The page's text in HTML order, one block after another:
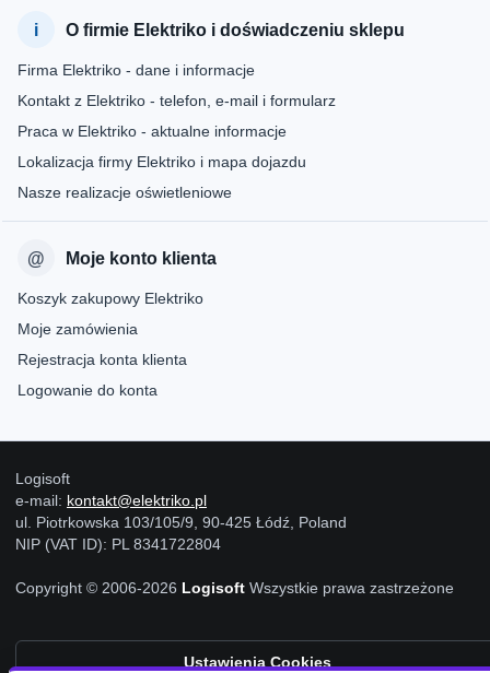
O firmie Elektriko i doświadczeniu sklepu
Firma Elektriko - dane i informacje
Kontakt z Elektriko - telefon, e-mail i formularz
Praca w Elektriko - aktualne informacje
Lokalizacja firmy Elektriko i mapa dojazdu
Nasze realizacje oświetleniowe
Moje konto klienta
Koszyk zakupowy Elektriko
Moje zamówienia
Rejestracja konta klienta
Logowanie do konta
Logisoft
e-mail: kontakt@elektriko.pl
ul. Piotrkowska 103/105/9, 90-425 Łódź, Poland
NIP (VAT ID): PL 8341722804
Copyright © 2006-2026 Logisoft Wszystkie prawa zastrzeżone
Ustawienia Cookies